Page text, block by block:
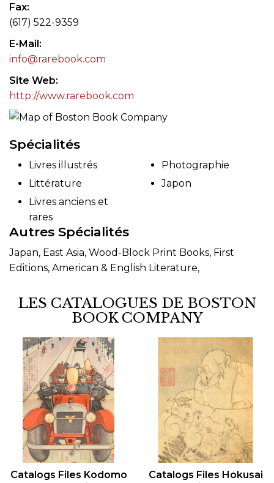
Fax
(617) 522-9359
E-Mail
info@rarebook.com
Site Web
http://www.rarebook.com
Spécialités
Livres illustrés
Littérature
Livres anciens et
rares
Photographie
Japon
Autres Spécialités
Japan, East Asia, Wood-Block Print Books, First
Editions, American & English Literature,
LES CATALOGUES DE BOSTON
BOOK COMPANY
Catalogs Files Kodomo
Catalogs Files Hokusai